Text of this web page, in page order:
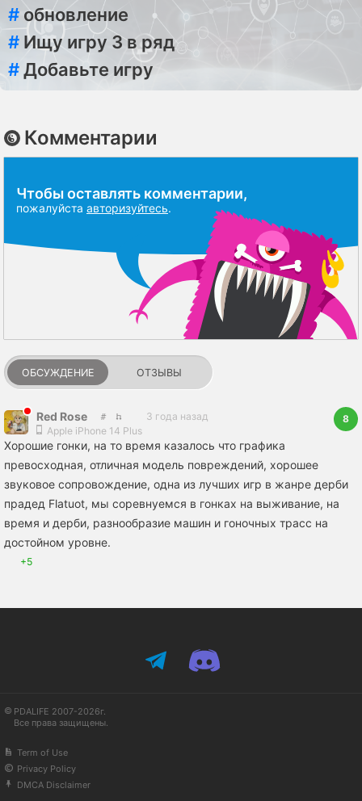
# обновление
# Ищу игру 3 в ряд
#Добавьте игру
Комментарии
Чтобы оставлять комментарии,
пожалуйста авторизуйтесь.
ОБСУЖДЕНИЕ ОТЗЫВЫ
Red Rose
3 года назад
Apple iPhone 14 Plus
8
Хорошие гонки, на то время казалось что графика
превосходная, отличная модель повреждений, хорошее
звуковое сопровождение, одна из лучших игр в жанре дерби
прадед Flatuot, мы соревнуемся в гонках на выживание, на
время и дерби, разнообразие машин и гоночных трасс на
достойном уровне.
+5
PDALIFE 2007-2026г.
Все права защищены.
Term of Use
Privacy Policy
DMCA Disclaimer